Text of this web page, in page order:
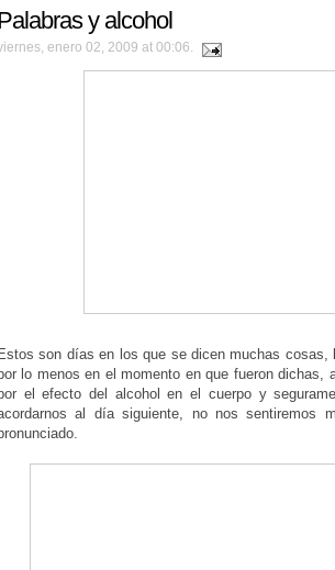
y alcohol
enero 02, 2009 at 00:06.
Estos son días en los que se dicen muchas cosas,
lo menos en el momento en que fueron dichas,
el efecto del alcohol en el cuerpo y
al día siguiente, no nos sentiremos